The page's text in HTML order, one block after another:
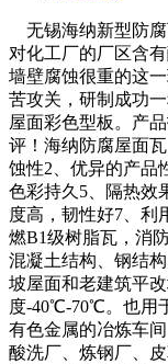
无锡海纳新型防腐
对化工厂的厂区含
墙壁腐蚀很重的这
苦攻关，研制成功
屋面彩色型板。产
评！海纳防腐屋面
蚀性2、优异的产品
色彩持久5、隔热效
度高，韧性好7、利
燃B1级树脂瓦，消
混凝土结构、钢结
坡屋面和老建筑平
度-40℃-70℃。也用
有色金属的冶炼车
酸洗厂、炼钢厂、